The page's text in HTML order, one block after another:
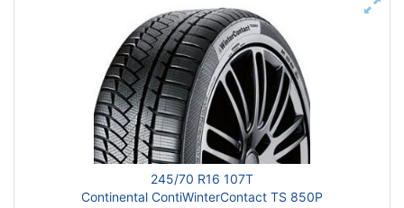
245/70 R16 107T
Continental ContiWinterContact TS 850P